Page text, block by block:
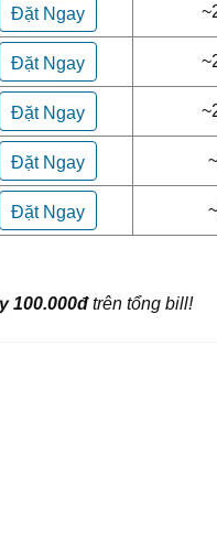
Đặt Ngay
Đặt Ngay
Đặt Ngay
Đặt Ngay
Đặt Ngay
100.000đtrên tổng bill!